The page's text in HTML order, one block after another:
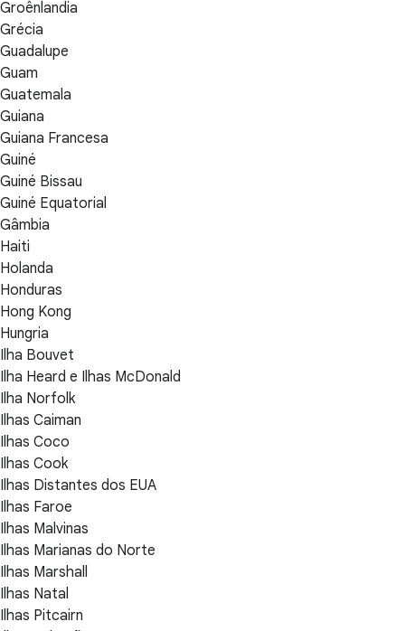
Groênlandia
Grécia
Guadalupe
Guam
Guatemala
Guiana
Guiana Francesa
Guiné
Guiné Bissau
Guiné Equatorial
Gâmbia
Haiti
Holanda
Honduras
Hong Kong
Hungria
Ilha Bouvet
Ilha Heard e Ilhas McDonald
Ilha Norfolk
Ilhas Caiman
Ilhas Coco
Ilhas Cook
Ilhas Distantes dos EUA
Ilhas Faroe
Ilhas Malvinas
Ilhas Marianas do Norte
Ilhas Marshall
Ilhas Natal
Ilhas Pitcairn